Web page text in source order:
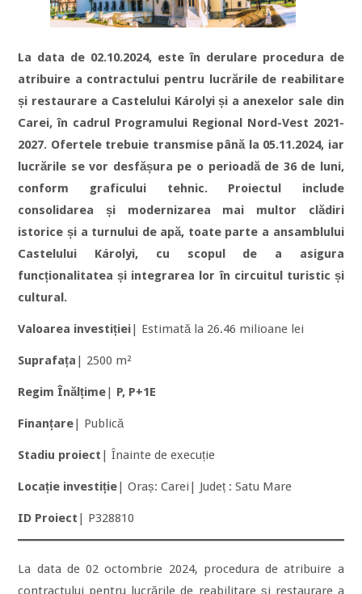
La data de 02.10.2024, este în derulare procedura de
atribuire a contractului pentru lucrările de reabilitare
și restaurare a Castelului Károlyi și a anexelor sale din
Carei, în cadrul Programului Regional Nord-Vest 2021-
2027. Ofertele trebuie transmise până la 05.11.2024, iar
lucrările se vor desfășura pe o perioadă de 36 de luni,
conform graficului tehnic. Proiectul include
consolidarea și modernizarea mai multor clădiri
istorice și a turnului de apă, toate parte a ansamblului
Castelului Károlyi, cu scopul de a asigura
funcționalitatea și integrarea lor în circuitul turistic și
cultural.
Valoarea investiției| Estimată la 26.46 milioane lei
Suprafața | 2500 m²
Regim Înălțime| P, P+1E
Finanțare| Publică
Stadiu proiect | Înainte de execuție
Locație investiție| Oraș: Carei| Județ : Satu Mare
ID Proiect | P328810
La data de 02 octombrie 2024, procedura de atribuire a
contractului pentru lucrările de reabilitare și restaurare a